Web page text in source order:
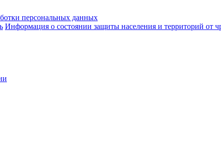
персональных данных
Информация о состоянии защиты населения и территорий от